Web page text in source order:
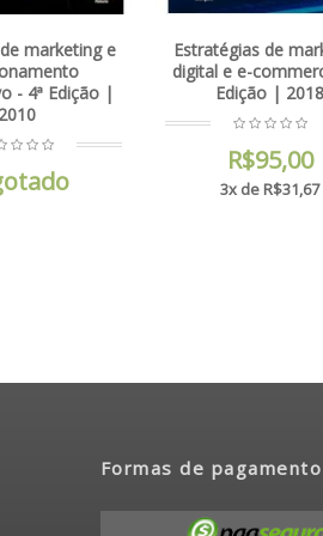
de marketing
e-commerce - 2ª
| 2018
R$31,67
Estratégias de
digital e e-
Edição |
Esgotado
Formas de pagamento